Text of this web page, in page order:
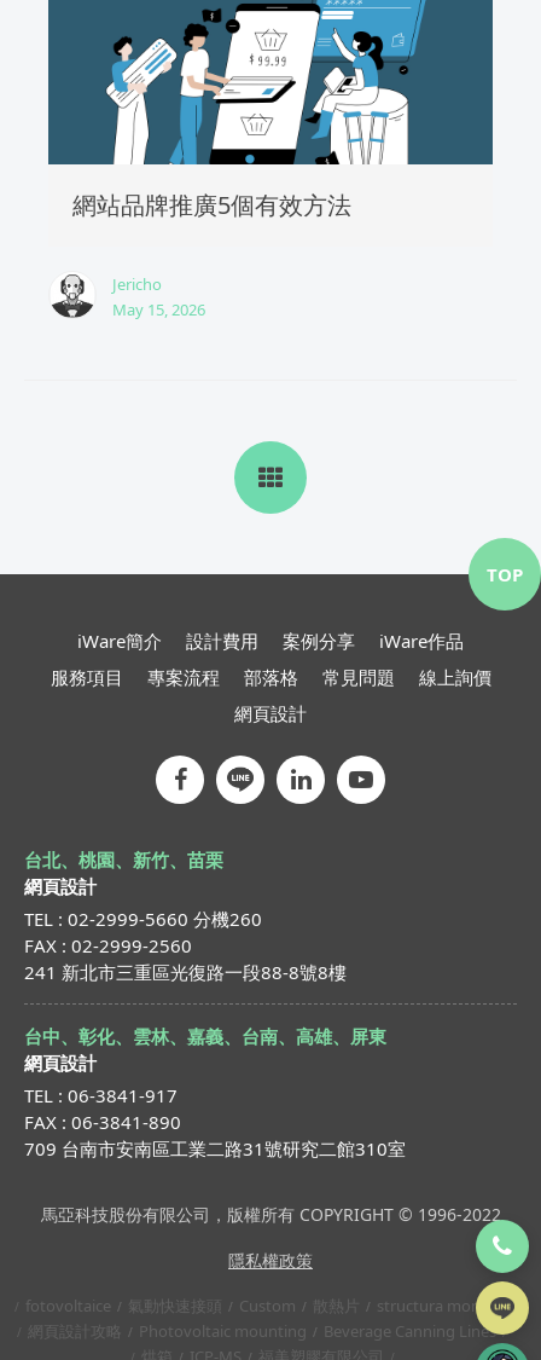
網站品牌推廣5個有效方法
Jericho
May 15, 2026
iWare簡介 設計費用 案例分享
iWare作品
服務項目
專案流程 部落格 常見問題
線上詢價
網頁設計
台北、桃園、新竹、苗栗
網頁設計
TEL : 02-2999-5660 分機260
FAX : 02-2999-2560
241 新北市三重區光復路一段88-8號8樓
台中、彰化、雲林、嘉義、台南、高雄、屏東
網頁設計
TEL : 06-3841-917
FAX : 06-3841-890
709 台南市安南區工業二路31號研究二館310室
馬亞科技股份有限公司，版權所有 COPYRIGHT © 1996-2022
隱私權政策
fotovoltaice 氣動快速接頭 Custom 散熱片
structura montaj
網頁設計攻略
Photovoltaic mounting
Beverage Canning Lines
TOP